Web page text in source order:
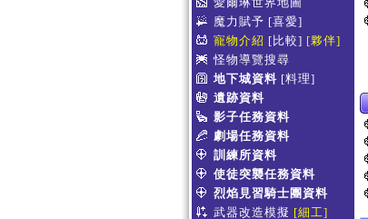
魔力賦予 [喜愛]
寵物介紹 [比較] [夥伴]
怪物導覽搜尋
地下城資料 [料理]
遺跡資料
影子任務資料
劇場任務資料
訓練所資料
使徒突襲任務資料
烈焰見習騎士團資料
武器改造模擬 [細工]